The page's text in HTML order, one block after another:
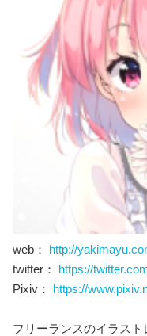
web： http://
twitter： https://
Pixiv： https://
フリーランスのイラス